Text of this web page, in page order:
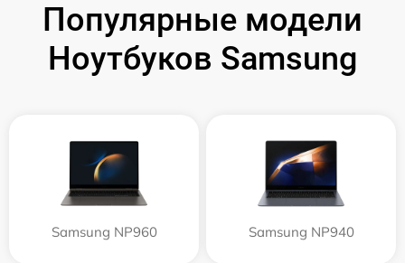
Популярные модели
Ноутбуков Samsung
Samsung NP960 Samsung NP940